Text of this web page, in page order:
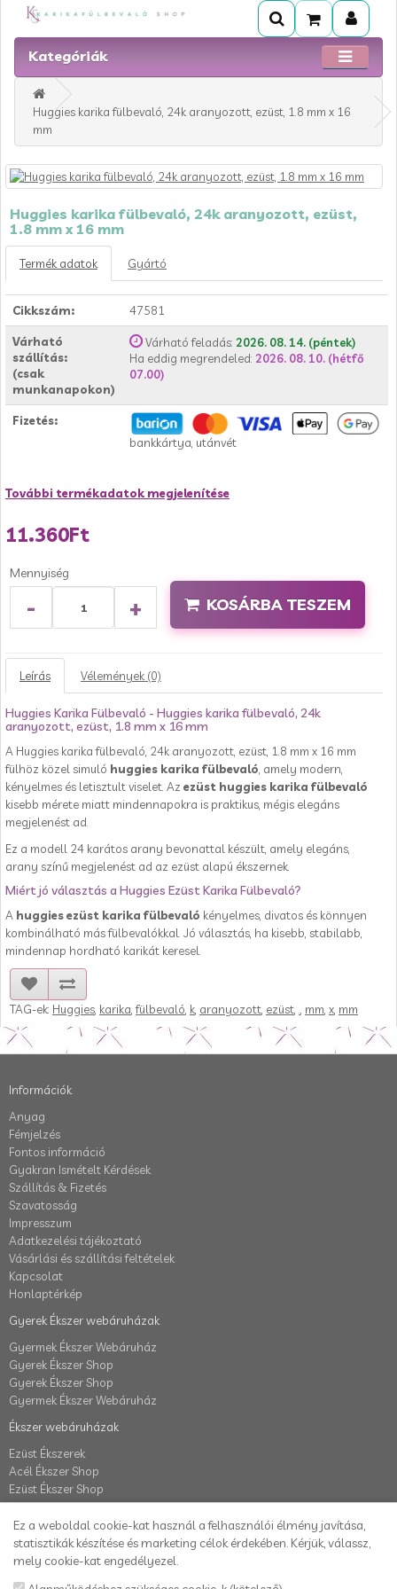
Kategóriák
Huggies karika fülbevaló, 24k aranyozott, ezüst, 1.8 mm x 16
mm
Huggies karika fülbevaló, 24k aranyozott, ezüst,
1.8 mm x 16 mm
Termék adatok Gyártó
Cikkszám: 47581
Várható
szállítás:
(csak
munkanapokon)
Várható feladás: 2026. 08. 14. (péntek)
Ha eddig megrendeled: 2026. 08. 10. (hétfő
07.00)
Fizetés:
bankkártya, utánvét
További termékadatok megjelenítése
11.360Ft
Mennyiség
- + KOSÁRBA TESZEM
Leírás Vélemények (0)
Huggies Karika Fülbevaló - Huggies karika fülbevaló, 24k
aranyozott, ezüst, 1.8 mm x 16 mm
A Huggies karika fülbevaló, 24k aranyozott, ezüst, 1.8 mm x 16 mm
fülhöz közel simuló huggies karika fülbevaló , amely modern,
kényelmes és letisztult viselet. Az ezüst huggies karika fülbevaló
kisebb mérete miatt mindennapokra is praktikus, mégis elegáns
megjelenést ad.
Ez a modell 24 karátos arany bevonattal készült, amely elegáns,
arany színű megjelenést ad az ezüst alapú ékszernek.
Miért jó választás a Huggies Ezüst Karika Fülbevaló?
A huggies ezüst karika fülbevaló kényelmes, divatos és könnyen
kombinálható más fülbevalókkal. Jó választás, ha kisebb, stabilabb,
mindennap hordható karikát keresel.
TAG-ek: Huggies karika ,fülbevaló k aranyozott ezüst mm x mm
Információk
Anyag
Fémjelzés
Fontos információ
Gyakran Ismételt Kérdések
Szállítás & Fizetés
Szavatosság
Impresszum
Adatkezelési tájékoztató
Vásárlási és szállítási feltételek
Kapcsolat
Honlaptérkép
Gyerek Ékszer webáruházak
Gyermek Ékszer Webáruház
Gyerek Ékszer Shop
Gyerek Ékszer Shop
Gyermek Ékszer Webáruház
Ékszer webáruházak
Ezüst Ékszerek
Acél Ékszer Shop
Ezüst Ékszer Shop
Fiók
Elállás a szerződéstől
Ez a weboldal cookie-kat használ a felhasználói élmény javítása,
statisztikák készítése és marketing célok érdekében. Kérjük, válassz,
mely cookie-kat engedélyezel.